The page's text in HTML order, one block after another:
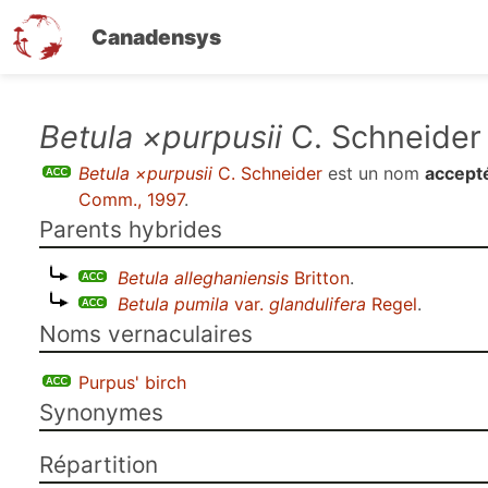
Canadensys
contenu
Betula ×purpusii C. Schneider
Betula ×purpusii C. Schneider est un nom
Comm., 1997.
Parents hybrides
Betula alleghaniensis Britton.
Betula pumila var. glandulifera Regel.
Noms vernaculaires
Purpus' birch
Synonymes
Répartition